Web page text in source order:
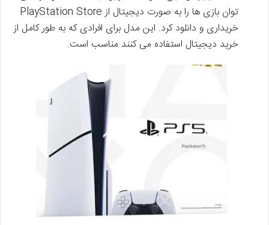
توان بازی ها را به صورت دیجیتال از PlayStation Store
خریداری و دانلود کرد. این مدل برای افرادی که به طور کامل از
خرید دیجیتال استفاده می کنند مناسب است.